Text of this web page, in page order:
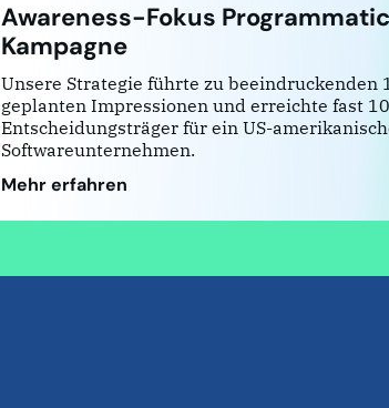
Awareness-Fokus
Kampagne
Unsere Strategie führte zu beeindruckenden
geplanten Impressionen und erreichte fast
Entscheidungsträger für ein US-
Softwareunternehmen.
Mehr erfahren